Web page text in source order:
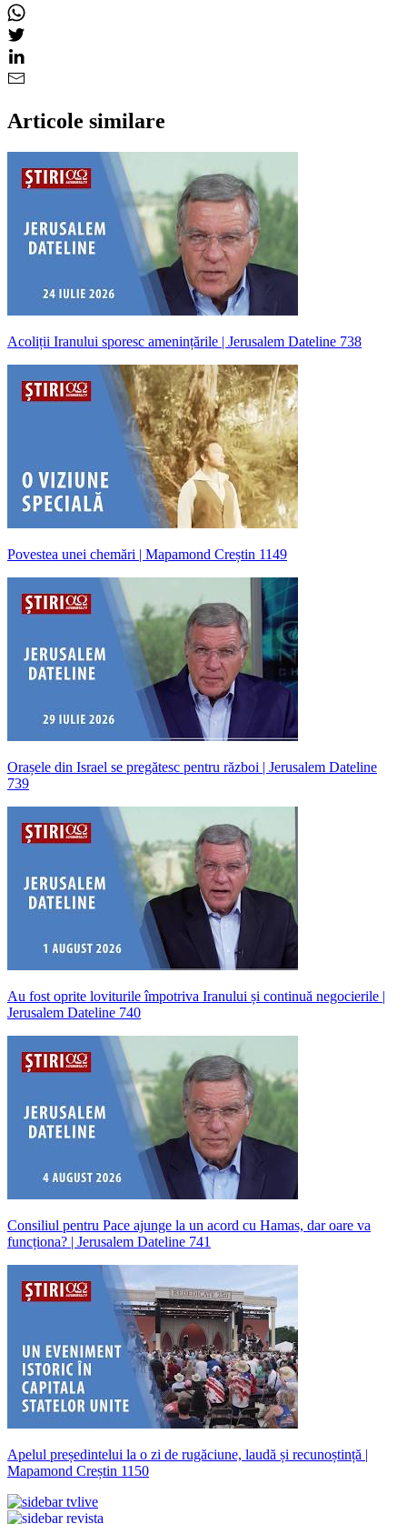
Articole similare
Acoliții Iranului sporesc amenințările | Jerusalem Dateline 738
Povestea unei chemări | Mapamond Creștin 1149
Orașele din Israel se pregătesc pentru război | Jerusalem Dateline
739
Au fost oprite loviturile împotriva Iranului și continuă negocierile |
Jerusalem Dateline 740
Consiliul pentru Pace ajunge la un acord cu Hamas, dar oare va
funcționa? | Jerusalem Dateline 741
Apelul președintelui la o zi de rugăciune, laudă și recunoștință |
Mapamond Creștin 1150